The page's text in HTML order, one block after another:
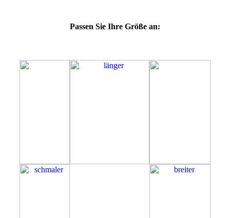
Passen Sie Ihre Größe an: